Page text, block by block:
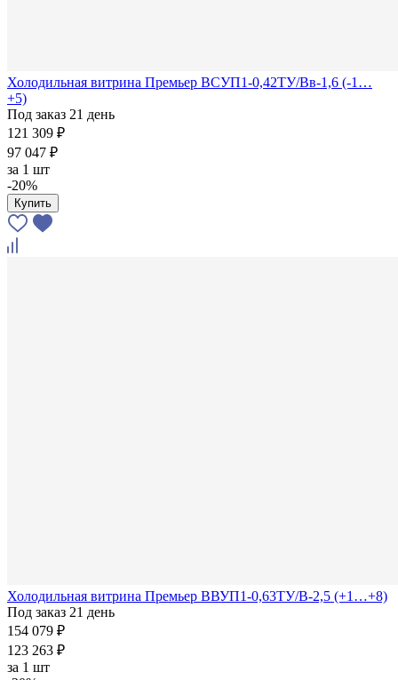
Холодильная витрина Премьер ВСУП1-0,42ТУ/Вв-1,6 (-1…
+5)
Под заказ 21 день
121 309 ₽
97 047 ₽
за 1 шт
-20%
Купить
Холодильная витрина Премьер ВВУП1-0,63ТУ/В-2,5 (+1…+8)
Под заказ 21 день
154 079 ₽
123 263 ₽
за 1 шт